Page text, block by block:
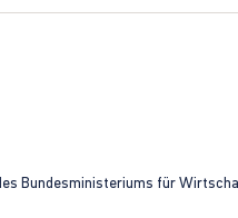
Bundesministeriums für